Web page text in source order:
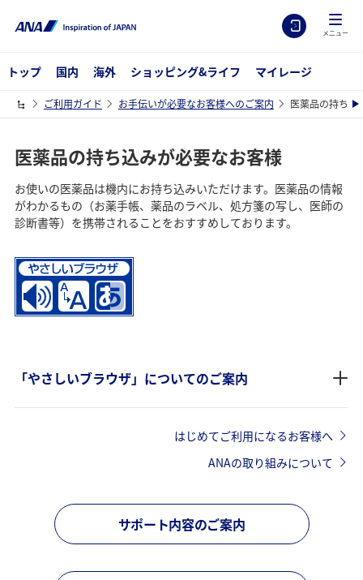
メニュー
トップ 国内 海外 ショッピング&ライフ マイレージ
ご利用ガイド お手伝いが必要なお客様へのご案内 医薬品の持ち込
医薬品の持ち込みが必要なお客様
お使いの医薬品は機内にお持ち込みいただけます。医薬品の情報
がわかるもの（お薬手帳、薬品のラベル、処方箋の写し、医師の
診断書等）を携帯されることをおすすめしております。
「やさしいブラウザ」についてのご案内
はじめてご利用になるお客様へ
ANAの取り組みについて
サポート内容のご案内